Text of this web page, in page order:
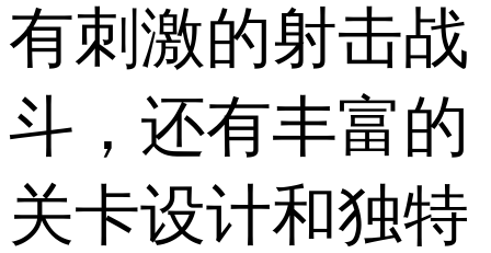
有刺激的射击战
斗，还有丰富的
关卡设计和独特